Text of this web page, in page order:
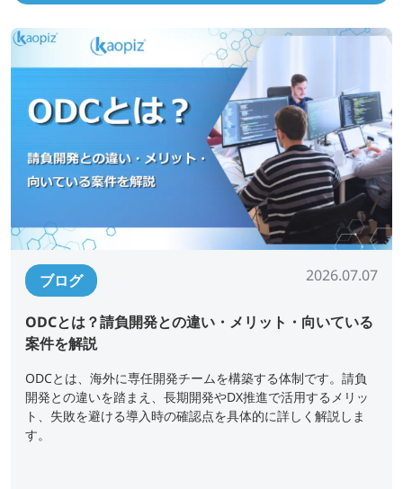
ブログ 2026.07.07
ODCとは？請負開発との違い・メリット・向いている
案件を解説
ODCとは、海外に専任開発チームを構築する体制です。請負
開発との違いを踏まえ、長期開発やDX推進で活用するメリッ
ト、失敗を避ける導入時の確認点を具体的に詳しく解説しま
す。